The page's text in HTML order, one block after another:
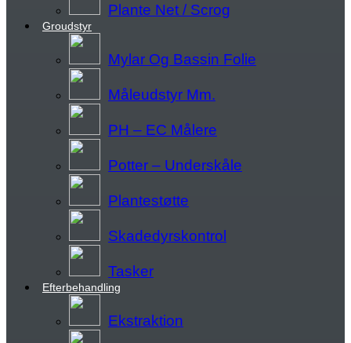
Plante Net / Scrog
Groudstyr
Mylar Og Bassin Folie
Måleudstyr Mm.
PH – EC Målere
Potter – Underskåle
Plantestøtte
Skadedyrskontrol
Tasker
Efterbehandling
Ekstraktion